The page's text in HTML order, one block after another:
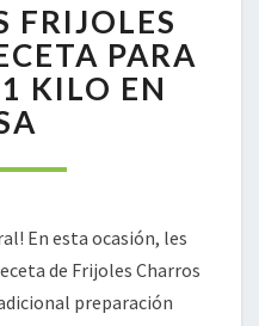
CASA
FRIJOLES
PARA
KILO EN
En esta ocasión, les
de Frijoles Charros
preparación